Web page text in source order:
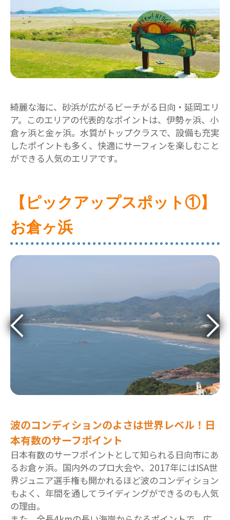
綺麗な海に、砂浜が広がるビーチがる日向・延岡エリ
ア。このエリアの代表的なポイントは、伊勢ヶ浜、小
倉ヶ浜と金ヶ浜。水質がトップクラスで、設備も充実
したポイントも多く、快適にサーフィンを楽しむこと
ができる人気のエリアです。
【ピックアップスポット①】
お倉ヶ浜
波のコンディションのよさは世界レベル！日
本有数のサーフポイント
日本有数のサーフポイントとして知られる日向市にあ
るお倉ヶ浜。国内外のプロ大会や、2017年にはISA世
界ジュニア選手権も開かれるほど波のコンディション
もよく、年間を通してライディングができるのも人気
の理由。